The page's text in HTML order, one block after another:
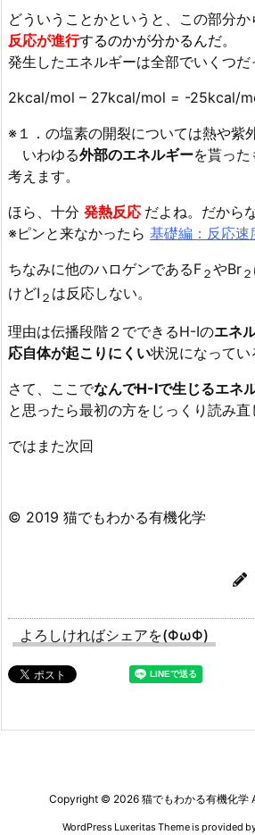
どういうことかというと、この部分か
反応が進行するのかが分かるんだ。
発生したエネルギーは全部でいくつだ
2kcal/mol – 27kcal/mol = -25kcal/
※１．の塩素の開裂については熱や紫
いわゆる外部のエネルギーを貰っ
考えます。
ほら、十分 発熱反応 だよね。だから
※ピンと来なかったら 基礎編：反応速
ちなみに他のハロゲンであるF２やBr２
けどI ２ は反応しない。
理由は伝播段階２でできるH-Iのエネ
応自体が起こりにくい状況になってい
さて、ここでなんでH-Iで生じるエネ
と思ったら最初の方をじっくり読み直
ではまた次回
© 2019 猫でもわかる有機化学
よろしければシェアを(ΦωΦ)
Copyright © 2026 猫でもわかる有機化学
WordPress Luxeritas Theme is provided